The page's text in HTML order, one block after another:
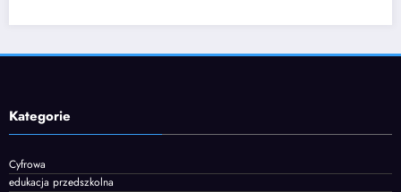
Kategorie
Cyfrowa
edukacja przedszkolna